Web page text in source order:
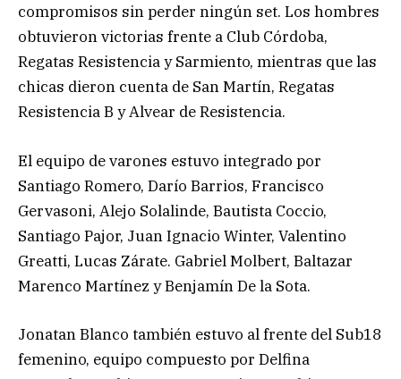
compromisos sin perder ningún set. Los hombres
obtuvieron victorias frente a Club Córdoba,
Regatas Resistencia y Sarmiento, mientras que las
chicas dieron cuenta de San Martín, Regatas
Resistencia B y Alvear de Resistencia.
El equipo de varones estuvo integrado por
Santiago Romero, Darío Barrios, Francisco
Gervasoni, Alejo Solalinde, Bautista Coccio,
Santiago Pajor, Juan Ignacio Winter, Valentino
Greatti, Lucas Zárate. Gabriel Molbert, Baltazar
Marenco Martínez y Benjamín De la Sota.
Jonatan Blanco también estuvo al frente del Sub18
femenino, equipo compuesto por Delfina